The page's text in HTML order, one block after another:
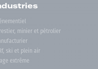
minier et pétrolier
ski et plein air
extrême